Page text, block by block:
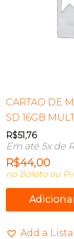
CARTAO DE
SD 16GB
R$51,76
Em até 5x de
R$44,00
no Boleto ou
Add a